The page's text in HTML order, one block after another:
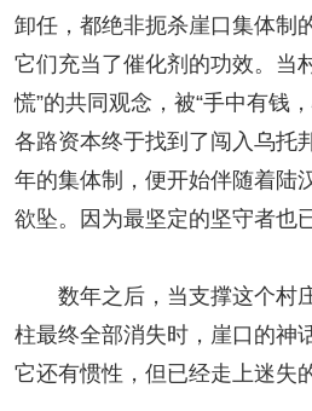
卸任，都绝非扼杀崖口集体制
它们充当了催化剂的功效。当
慌”的共同观念，被“手中有钱
各路资本终于找到了闯入乌托
年的集体制，便开始伴随着陆
欲坠。因为最坚定的坚守者也
数年之后，当支撑这个村
柱最终全部消失时，崖口的神
它还有惯性，但已经走上迷失